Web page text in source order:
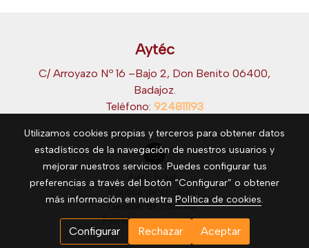
Aytéc
C/ Arroyazo Nº 16 –Bajo 2, Don Benito 06400,
Badajoz.
Teléfono: 924811193
Aviso legal
Gestión de cookies
Política de privacidad
Utilizamos cookies propias y terceros para obtener datos
estadísticos de la navegación de nuestros usuarios y
mejorar nuestros servicios. Puedes configurar tus
preferencias a través del botón “Configurar” o obtener
más información en nuestra Política de cookies.
Configurar Rechazar Aceptar